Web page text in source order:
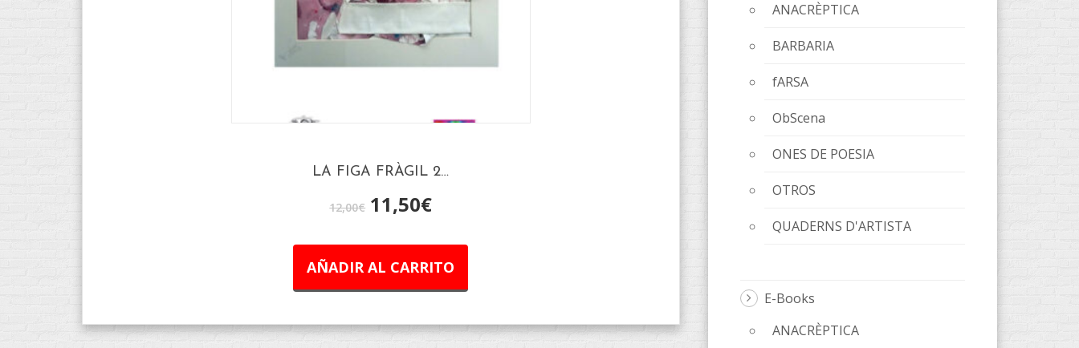
LA FIGA FRÀGIL 2…
12,00€ 11,50€
AÑADIR AL CARRITO
ANACRÈPTICA
BARBARIA
fARSA
ObScena
ONES DE POESIA
OTROS
QUADERNS D'ARTISTA
E-Books
ANACRÈPTICA